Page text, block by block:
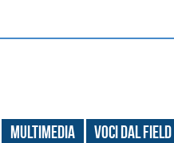
Multimedia Voci dal field